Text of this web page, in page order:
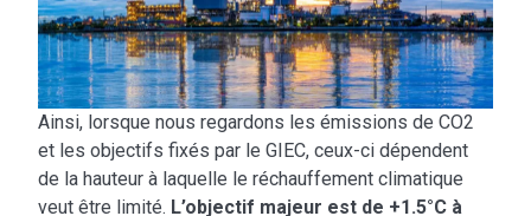
Ainsi, lorsque nous regardons les émissions de CO2
et les objectifs fixés par le GIEC, ceux-ci dépendent
de la hauteur à laquelle le réchauffement climatique
veut être limité. L’objectif majeur est de +1.5°C à